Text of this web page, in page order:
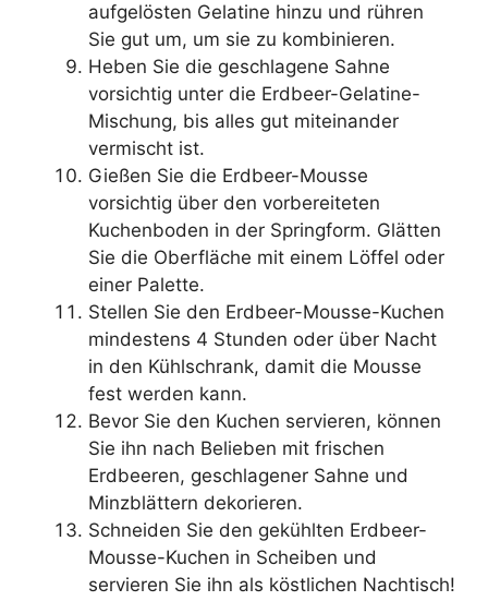
aufgelösten Gelatine hinzu und rühren
Sie gut um, um sie zu kombinieren.
Heben Sie die geschlagene Sahne
vorsichtig unter die Erdbeer-Gelatine-
Mischung, bis alles gut miteinander
vermischt ist.
Gießen Sie die Erdbeer-Mousse
vorsichtig über den vorbereiteten
Kuchenboden in der Springform. Glätten
Sie die Oberfläche mit einem Löffel oder
einer Palette.
Stellen Sie den Erdbeer-Mousse-Kuchen
mindestens 4 Stunden oder über Nacht
in den Kühlschrank, damit die Mousse
fest werden kann.
Bevor Sie den Kuchen servieren, können
Sie ihn nach Belieben mit frischen
Erdbeeren, geschlagener Sahne und
Minzblättern dekorieren.
Schneiden Sie den gekühlten Erdbeer-
Mousse-Kuchen in Scheiben und
servieren Sie ihn als köstlichen Nachtisch!